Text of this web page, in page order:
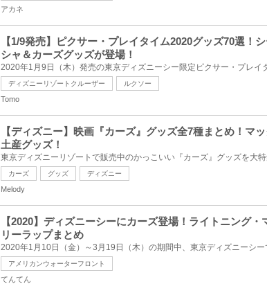
アカネ
【1/9発売】ピクサー・プレイタイム2020グッズ70選！
シャ＆カーズグッズが登場！
ディズニーリゾートクルーザー ルクソー
Tomo
【ディズニー】映画『カーズ』グッズ全7種まとめ！マ
土産グッズ！
カーズ グッズ ディズニー
Melody
【2020】ディズニーシーにカーズ登場！ライトニング・
リーラップまとめ
アメリカンウォーターフロント
てんてん